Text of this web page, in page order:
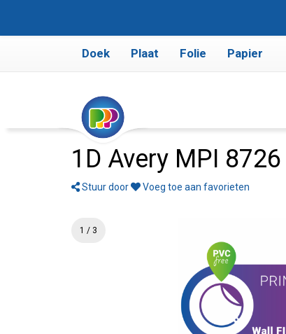
Doek Plaat Folie Papier
1D Avery MPI
Stuur door Voeg toe aan favorieten
1 / 3